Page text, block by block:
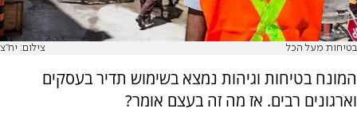
בטיחות מעל הכל צילום: יח"צ
המונח בטיחות וגיהות נמצא בשימוש תדיר בעסקים
וארגונים רבים. אז מה זה בעצם אומר?